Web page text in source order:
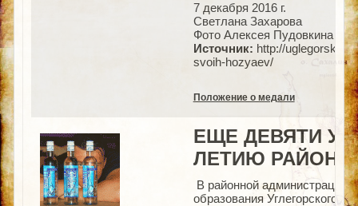
7 декабря 2016 г.
Светлана Захарова
Фото Алексея Пудовкина
Источник: http://
svoih-hozyaev/
Положение о медали
ЕЩЕ ДЕВЯТИ
ЛЕТИЮ РАЙОНА
В районной администрации
образования Углегорского